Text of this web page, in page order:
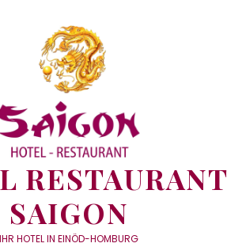
RESTAURANT
SAIGON
IHR HOTEL IN EINÖD-HOMBURG